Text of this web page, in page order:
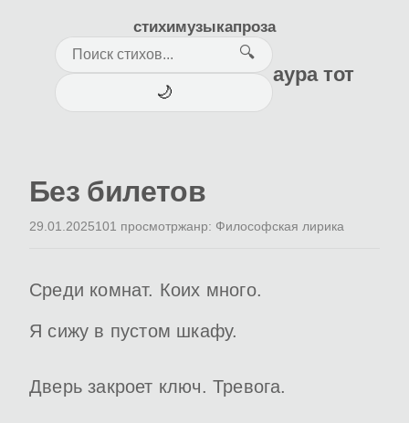
стихимузыкапроза
🔍
🌙
аура тот
Без билетов
29.01.2025101 просмотржанр: Философская лирика
Среди комнат. Коих много.
Я сижу в пустом шкафу.
Дверь закроет ключ. Тревога.